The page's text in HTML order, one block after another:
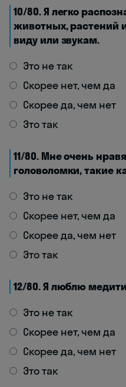
10/80. Я легко
животных, растений
виду или звукам.
Это не так
Скорее нет, чем да
Скорее да, чем нет
Это так
11/80. Мне очень
головоломки, такие
Это не так
Скорее нет, чем да
Скорее да, чем нет
Это так
12/80. Я люблю
Это не так
Скорее нет, чем да
Скорее да, чем нет
Это так